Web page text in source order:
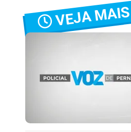
VEJA MAIS